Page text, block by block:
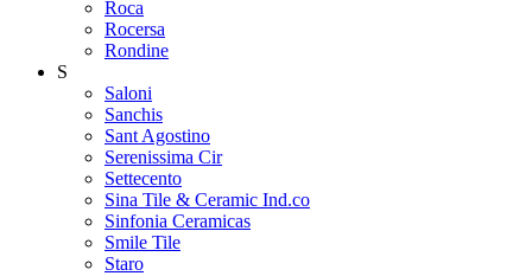
Roca
Rocersa
Rondine
S
Saloni
Sanchis
Sant Agostino
Serenissima Cir
Settecento
Sina Tile & Ceramic Ind.co
Sinfonia Ceramicas
Smile Tile
Staro